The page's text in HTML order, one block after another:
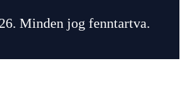
Minden jog fenntartva.